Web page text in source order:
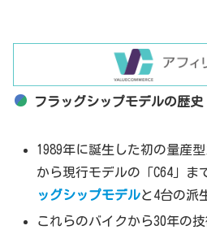
フラッグシップモデルの歴史
1989年に誕生した初の量産型
から現行モデルの「C64」ま
ッグシップモデルと4台の派
これらのバイクから30年の